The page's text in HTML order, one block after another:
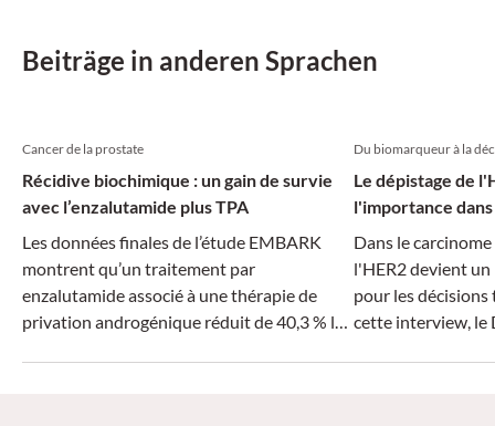
aufgeschlagen
Beiträge in anderen Sprachen
Cancer de la prostate
Récidive biochimique : un gain de survie
avec l’enzalutamide plus TPA
Les données finales de l’étude EMBARK
montrent qu’un traitement par
enzalutamide associé à une thérapie de
privation androgénique réduit de 40,3 % le
Du biomarqueur à la
Le dépistage de
l'importance
Dans le
l'HER2 devient
pour les
cette interview, le